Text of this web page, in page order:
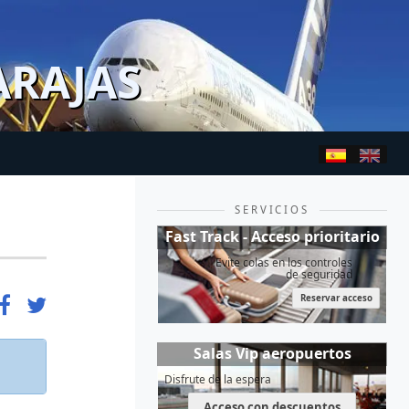
SERVICIOS
Fast Track - Acceso prioritario
Evite colas en los controles
de seguridad
Reservar acceso
Salas Vip aeropuertos
Disfrute de la espera